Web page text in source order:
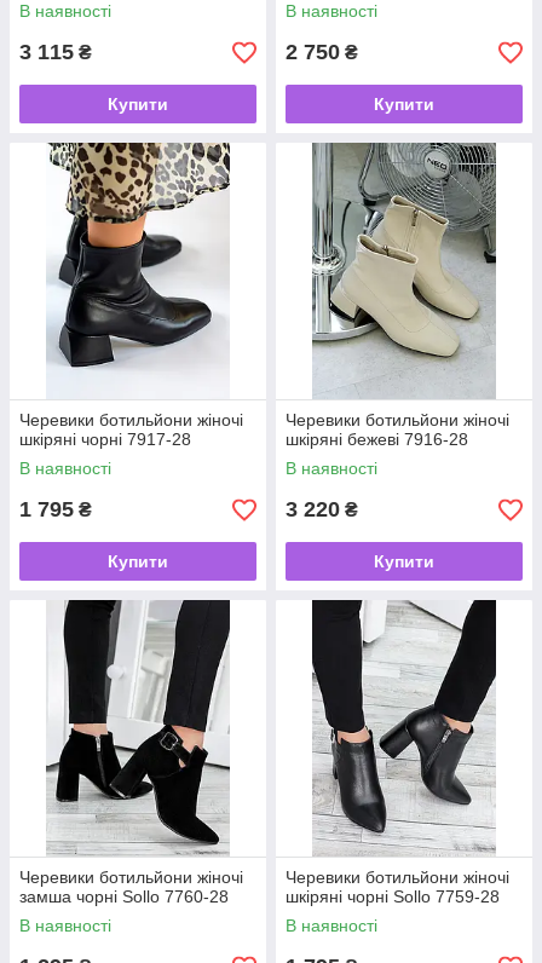
В наявності
3 115 ₴
Купити
В наявності
2 750 ₴
Купити
Черевики ботильйони жіночі
шкіряні чорні 7917-28
В наявності
1 795 ₴
Купити
Черевики ботильйони жіночі
шкіряні бежеві 7916-28
В наявності
3 220 ₴
Купити
Черевики ботильйони жіночі
замша чорні Sollo 7760-28
В наявності
Черевики ботильйони жіночі
шкіряні чорні Sollo 7759-28
В наявності